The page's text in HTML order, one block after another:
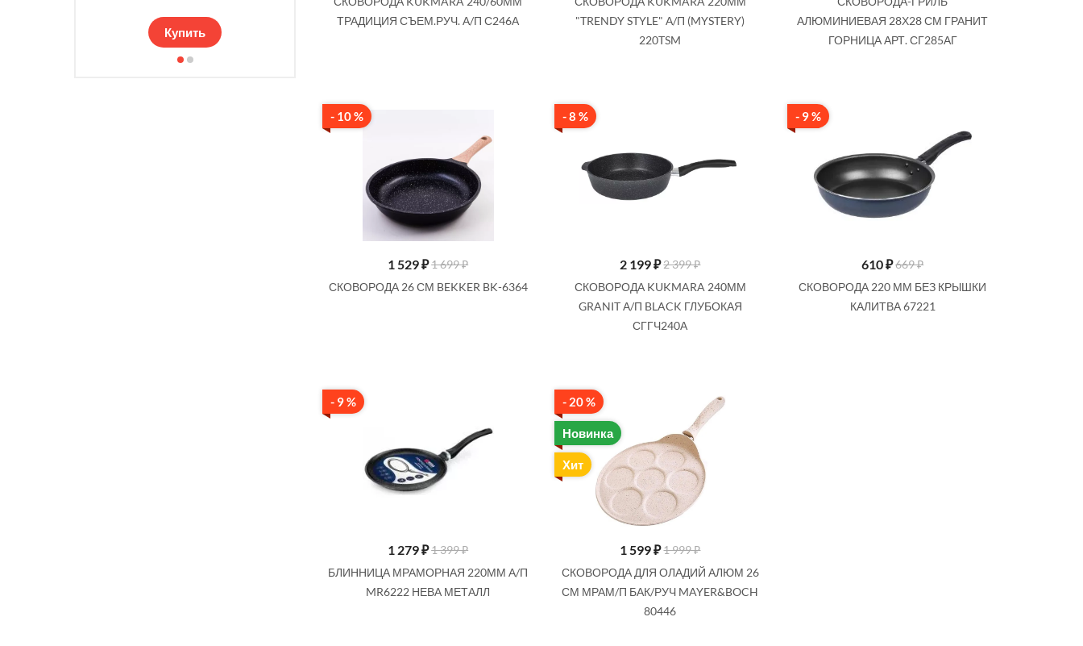
Купить
ТРАДИЦИЯ СЪЕМ.РУЧ. А/П С246А
"TRENDY STYLE" А/П (MYSTERY)
220TSM
АЛЮМИНИЕВАЯ 28Х28 СМ ГРАНИТ
ГОРНИЦА АРТ. СГ285АГ
- 10 %
1 529₽1 699 ₽
СКОВОРОДА 26 СМ BEKKER BK-6364
- 8 %
2 199₽2 399 ₽
СКОВОРОДА KUKMARA 240ММ
GRANIT А/П BLACK ГЛУБОКАЯ
СГГЧ240А
- 9 %
610₽669 ₽
СКОВОРОДА 220 ММ БЕЗ КРЫШКИ
КАЛИТВА 67221
- 9 %
1 279₽1 399 ₽
БЛИННИЦА МРАМОРНАЯ 220ММ А/П
MR6222 НЕВА МЕТАЛЛ
- 20 %
Новинка
Хит
1 599₽1 999 ₽
СКОВОРОДА ДЛЯ ОЛАДИЙ АЛЮМ 26
СМ МРАМ/П БАК/РУЧ MAYER&BOCH
80446